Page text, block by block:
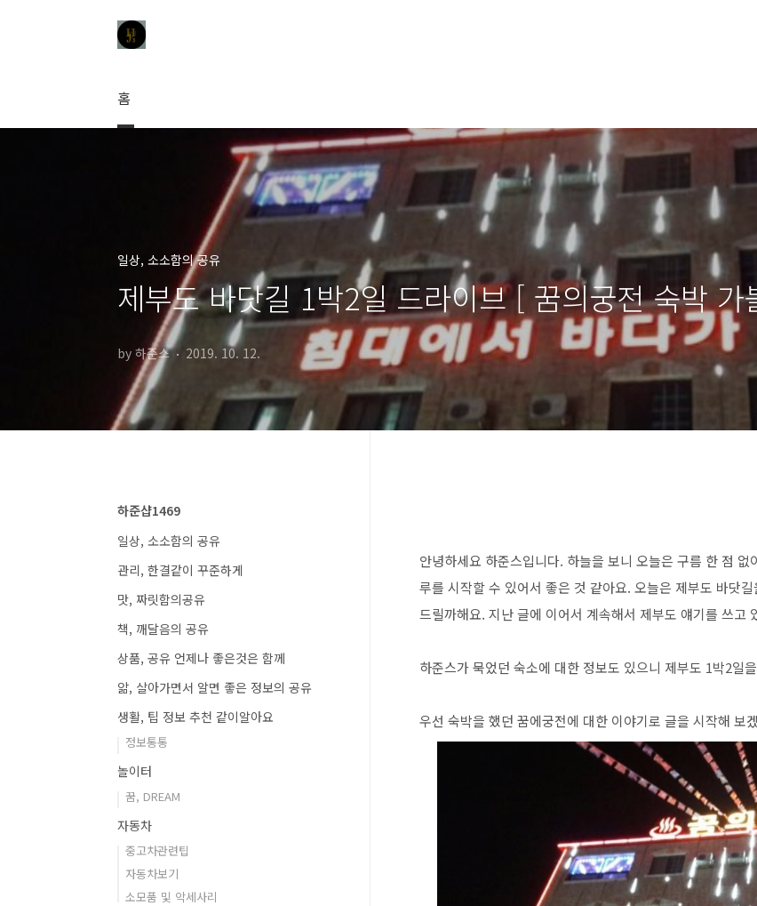
홈
일상, 소소함의 공유
제부도 바닷길 1박2일 드라이브 [ 꿈의궁전 숙박
by 하준스 2019. 10. 12.
안녕하세요 하준스입니다. 하늘을 보니 오늘은 구름 한 점
루를 시작할 수 있어서 좋은 것 같아요. 오늘은 제부도 바닷
드릴까해요. 지난 글에 이어서 계속해서 제부도 얘기를 쓰고
하준스가 묵었던 숙소에 대한 정보도 있으니 제부도 1박2일
우선 숙박을 했던 꿈에궁전에 대한 이야기로 글을 시작해 보
하준샵1469
일상, 소소함의 공유
관리, 한결같이 꾸준하게
맛, 짜릿함의공유
책, 깨달음의 공유
상품, 공유 언제나 좋은것은 함께
앎, 살아가면서 알면 좋은 정보의 공유
생활, 팁 정보 추천 같이알아요
정보통통
놀이터
꿈, DREAM
자동차
중고차관련팁
자동차보기
소모품 및 악세사리